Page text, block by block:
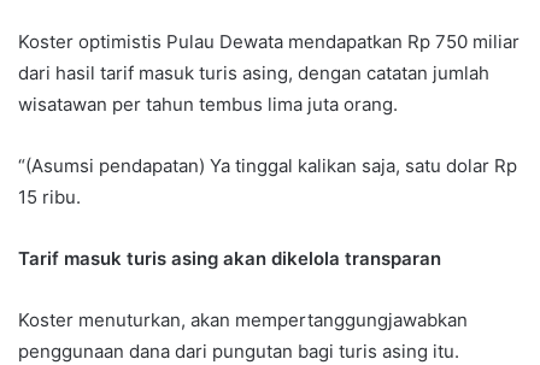
Koster optimistis Pulau Dewata mendapatkan Rp 750 miliar
dari hasil tarif masuk turis asing, dengan catatan jumlah
wisatawan per tahun tembus lima juta orang.
“(Asumsi pendapatan) Ya tinggal kalikan saja, satu dolar Rp
15 ribu.
Tarif masuk turis asing akan dikelola transparan
Koster menuturkan, akan mempertanggungjawabkan
penggunaan dana dari pungutan bagi turis asing itu.